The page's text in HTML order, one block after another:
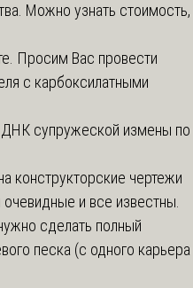
Можно узнать стоимость,
Просим Вас провести
с карбоксилатными
ДНК супружеской измены по
конструкторские чертежи
и все известны.
сделать полный
песка (с одного карьера